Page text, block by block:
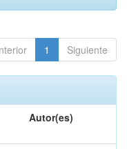
1 Siguiente
Autor(es)